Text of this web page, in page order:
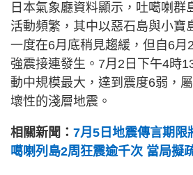
日本氣象廳資料顯示，吐噶喇群
活動頻繁，其中以惡石島與小寶
一度在6月底稍見趨緩，但自6月
強震接連發生。7月2日下午4時
動中規模最大，達到震度6弱，
壞性的淺層地震。
相關新聞： 7月5日地震傳言期限
噶喇列島2周狂震逾千次 當局擬